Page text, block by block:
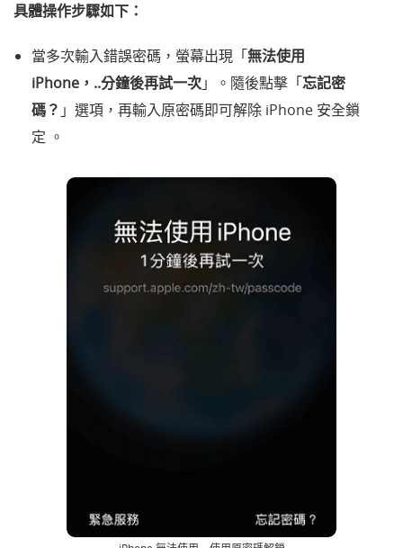
具體操作步驟如下：
當多次輸入錯誤密碼，螢幕出現「無法使用
iPhone，..分鐘後再試一次」。隨後點擊「忘記密
碼？ 」選項，再輸入原密碼即可解除 iPhone 安全鎖
定 。